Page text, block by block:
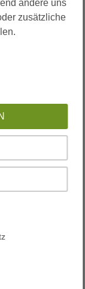
andere uns
zusätzliche